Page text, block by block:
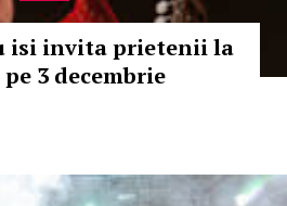
isi invita prietenii la
3 decembrie